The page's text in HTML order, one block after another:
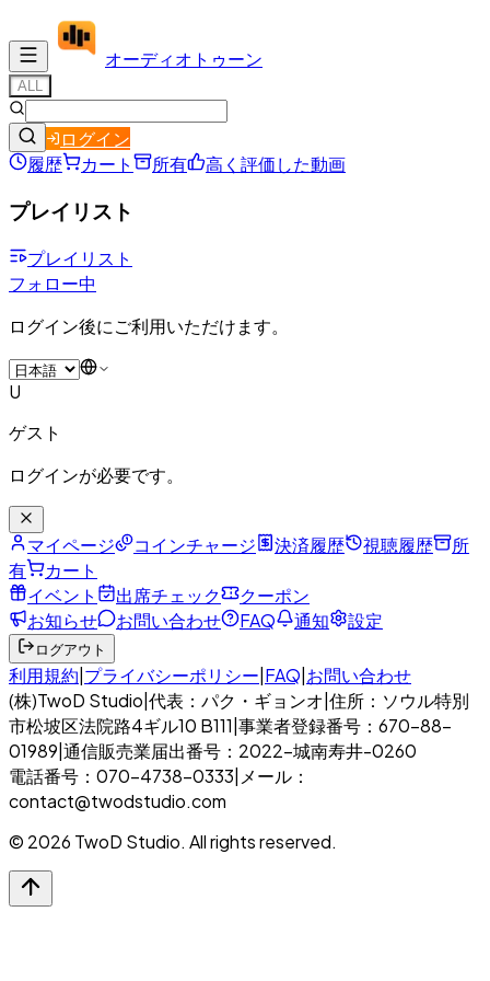
オーディオ トゥーン
ALL
ログイン
履歴
カート 所有 高く評価した動画
プレイリスト
プレイリスト
フォロー中
ログイン後にご利用いただけます。
U
ゲスト
ログインが必要です。
マイページ コインチャージ 決済履歴 視聴履歴
所
有
カート
イベント
出席チェック
クーポン
お知らせ
お問い合わせ FAQ 通知 設定
ログアウト
利用規約 プライバシーポリシー FAQ お問い合わせ
(株)TwoD Studio 代表：パク・ギョンオ 住所：ソウル特別
市松坡区法院路4ギル10 B111 事業者登録番号：670-88-
01989 通信販売業届出番号：2022-城南寿井-0260
電話番号：070-4738-0333 メール：
contact@twodstudio.com
© 2026 TwoD Studio. All rights reserved.